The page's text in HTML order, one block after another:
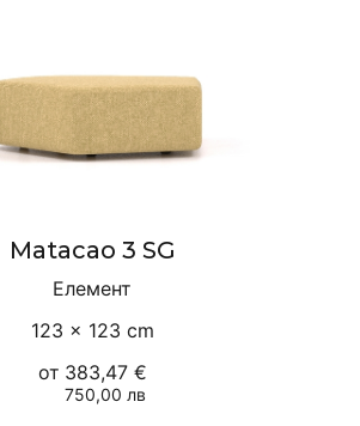
Matacao 3 SG
Елемент
123 × 123 cm
от 383,47 €
750,00 лв